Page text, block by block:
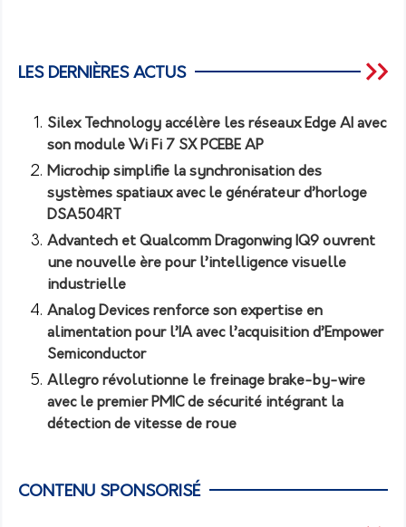
LES DERNIÈRES ACTUS
Silex Technology accélère les réseaux Edge AI avec
son module Wi Fi 7 SX PCEBE AP
Microchip simplifie la synchronisation des
systèmes spatiaux avec le générateur d’horloge
DSA504RT
Advantech et Qualcomm Dragonwing IQ9 ouvrent
une nouvelle ère pour l’intelligence visuelle
industrielle
Analog Devices renforce son expertise en
alimentation pour l’IA avec l’acquisition d’Empower
Semiconductor
Allegro révolutionne le freinage brake-by-wire
avec le premier PMIC de sécurité intégrant la
détection de vitesse de roue
CONTENU SPONSORISÉ